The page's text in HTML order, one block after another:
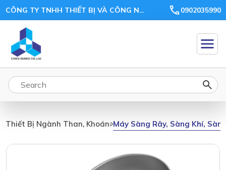
CÔNG TY TNHH THIẾT BỊ VÀ CÔNG NGHỆ CHÂU GIANG 0902035990
Thiết Bị Ngành Than, Khoáng Sản, Ceramic, Xi Măng
Máy Sàng Rây, Sàng Khí,